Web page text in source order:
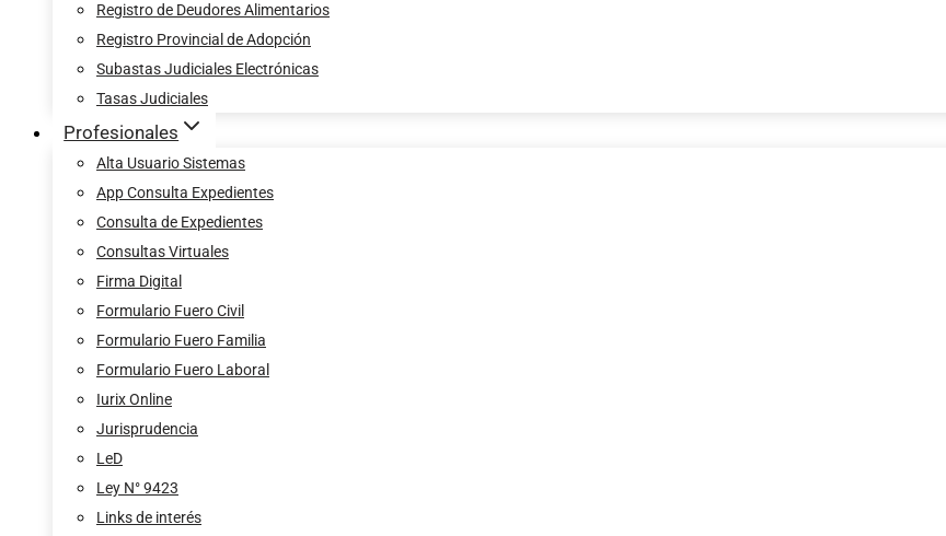
Registro de Deudores Alimentarios
Registro Provincial de Adopción
Subastas Judiciales Electrónicas
Tasas Judiciales
Profesionales
Alta Usuario Sistemas
App Consulta Expedientes
Consulta de Expedientes
Consultas Virtuales
Firma Digital
Formulario Fuero Civil
Formulario Fuero Familia
Formulario Fuero Laboral
Iurix Online
Jurisprudencia
LeD
Ley N° 9423
Links de interés